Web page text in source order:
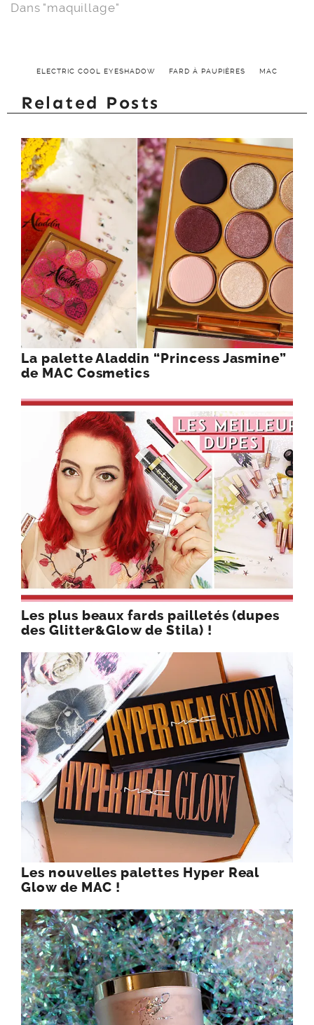
Dans "maquillage"
ELECTRIC COOL EYESHADOW FARD À PAUPIÈRES MAC
Related Posts
La palette Aladdin “Princess Jasmine”
de MAC Cosmetics
Les plus beaux fards pailletés (dupes
des Glitter&Glow de Stila) !
Les nouvelles palettes Hyper Real
Glow de MAC !